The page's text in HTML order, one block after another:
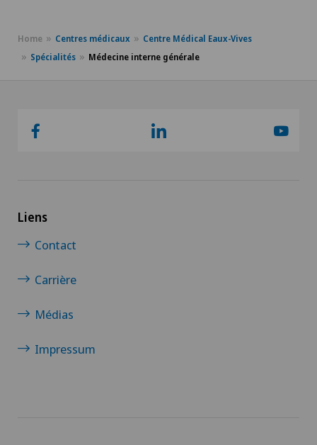
Home Centres médicaux
Centre Médical Eaux-Vives
Spécialités
Médecine interne générale
Liens
Contact
Carrière
Médias
Impressum